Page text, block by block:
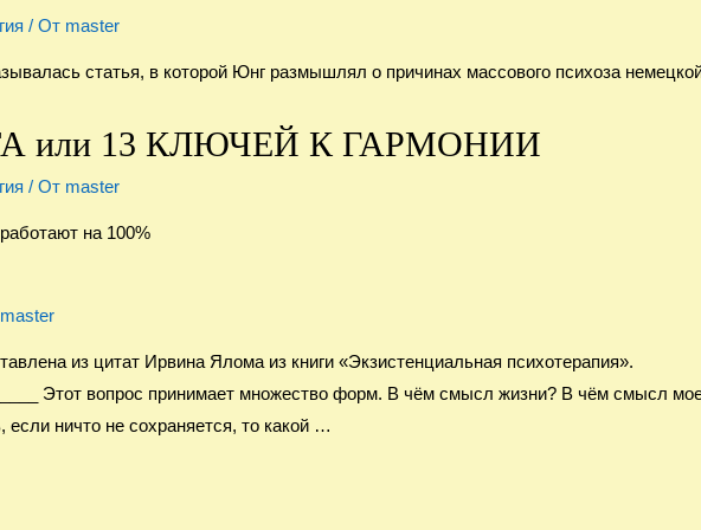
/ От master
статья, в которой Юнг размышлял о причинах массового психоза
или 13 КЛЮЧЕЙ К ГАРМОНИИ
/ От master
на 100%
master
из цитат Ирвина Ялома из книги «Экзистенциальная психотерапия».
Этот вопрос принимает множество форм. В чём смысл жизни? В чём смысл
ничто не сохраняется, то какой …